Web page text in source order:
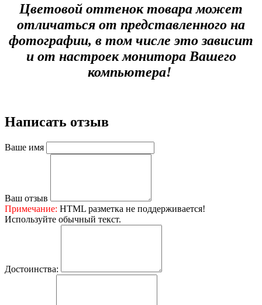
Цветовой оттенок товара может
отличаться от представленного на
фотографии, в том числе это зависит
и от настроек монитора Вашего
компьютера!
Написать отзыв
Ваше имя
Ваш отзыв
Примечание: HTML разметка не поддерживается!
Используйте обычный текст.
Достоинства: